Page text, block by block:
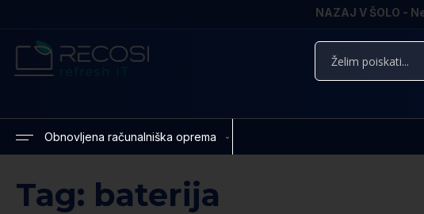
NAZAJ V ŠOLO -
Obnovljena računalniška oprema
Tag: baterija